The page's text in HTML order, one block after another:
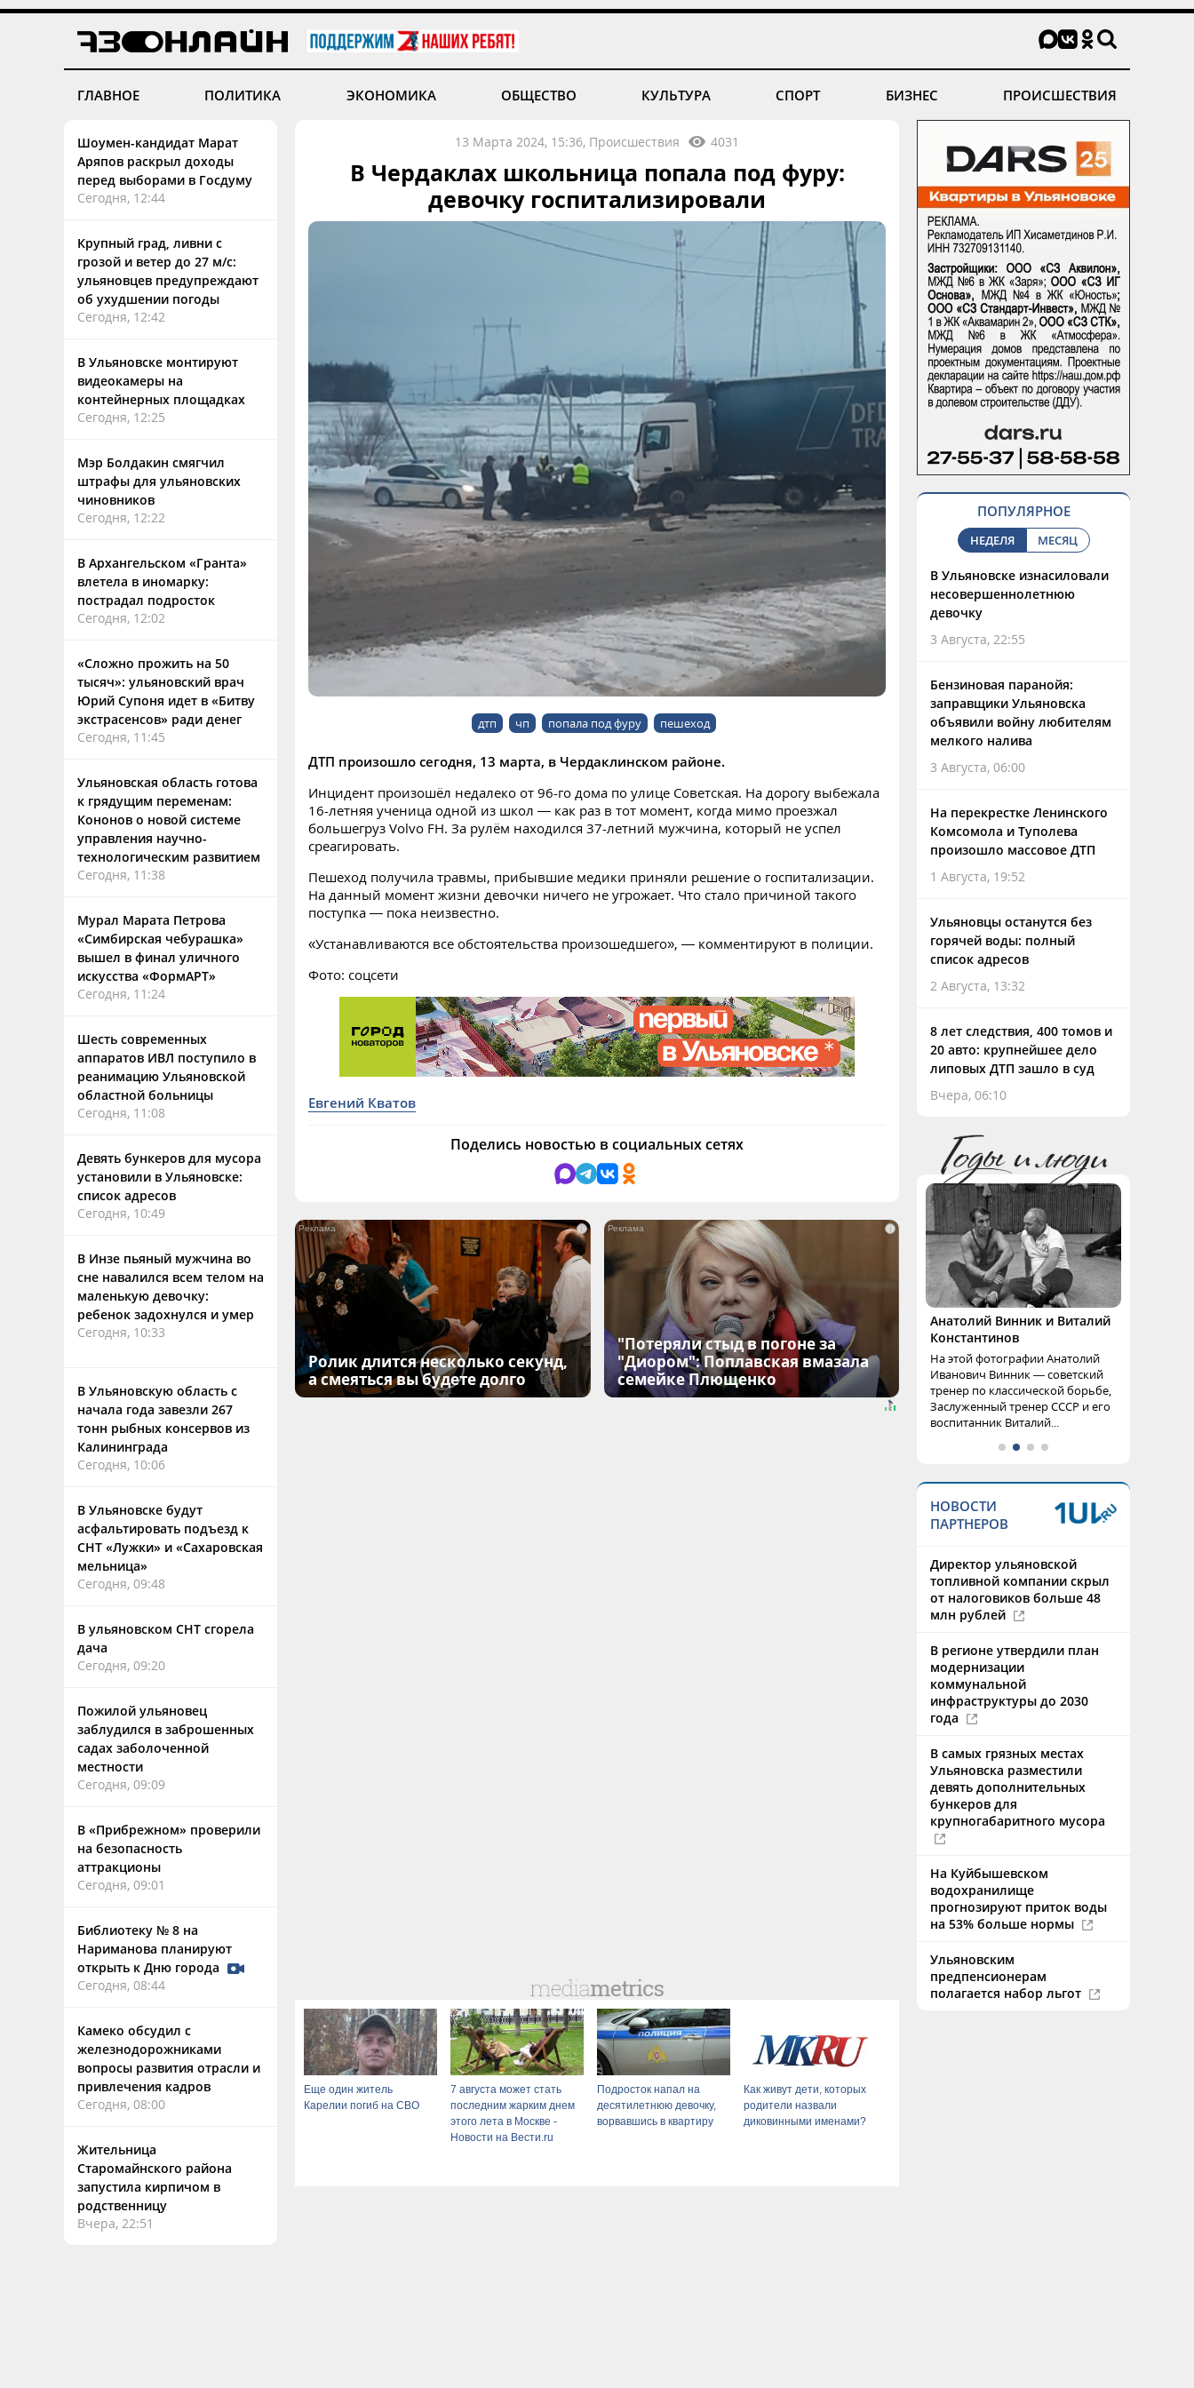
ГЛАВНОЕ ПОЛИТИКА ЭКОНОМИКА ОБЩЕСТВО КУЛЬТУРА СПОРТ БИЗНЕС ПРОИСШЕСТВИЯ
Шоумен-кандидат Марат
Аряпов раскрыл доходы
перед выборами в Госдуму
Сегодня, 12:44
Крупный град, ливни с
грозой и ветер до 27 м/с:
ульяновцев предупреждают
об ухудшении погоды
Сегодня, 12:42
В Ульяновске монтируют
видеокамеры на
контейнерных площадках
Сегодня, 12:25
Мэр Болдакин смягчил
штрафы для ульяновских
чиновников
Сегодня, 12:22
В Архангельском «Гранта»
влетела в иномарку:
пострадал подросток
Сегодня, 12:02
«Сложно прожить на 50
тысяч»: ульяновский врач
Юрий Супоня идет в «Битву
экстрасенсов» ради денег
Сегодня, 11:45
Ульяновская область готова
к грядущим переменам:
Кононов о новой системе
управления научно-
технологическим развитием
Сегодня, 11:38
Мурал Марата Петрова
«Симбирская чебурашка»
вышел в финал уличного
искусства «ФормАРТ»
Сегодня, 11:24
Шесть современных
аппаратов ИВЛ поступило в
реанимацию Ульяновской
областной больницы
Сегодня, 11:08
Девять бункеров для мусора
установили в Ульяновске:
список адресов
Сегодня, 10:49
В Инзе пьяный мужчина во
сне навалился всем телом на
маленькую девочку:
ребенок задохнулся и умер
Сегодня, 10:33
В Ульяновскую область с
начала года завезли 267
тонн рыбных консервов из
Калининграда
Сегодня, 10:06
В Ульяновске будут
асфальтировать подъезд к
СНТ «Лужки» и «Сахаровская
мельница»
Сегодня, 09:48
В ульяновском СНТ сгорела
дача
Сегодня, 09:20
Пожилой ульяновец
заблудился в заброшенных
садах заболоченной
местности
Сегодня, 09:09
В «Прибрежном» проверили
на безопасность
аттракционы
Сегодня, 09:01
Библиотеку № 8 на
Нариманова планируют
открыть к Дню города
Сегодня, 08:44
Камеко обсудил с
железнодорожниками
вопросы развития отрасли и
привлечения кадров
Сегодня, 08:00
Жительница
Старомайнского района
запустила кирпичом в
родственницу
Вчера, 22:51
13 Марта 2024, 15:36, Происшествия 4031
В Чердаклах школьница попала под фуру:
девочку госпитализировали
дтп чп попала под фуру пешеход
ДТП произошло сегодня, 13 марта, в Чердаклинском районе.
Инцидент произошёл недалеко от 96-го дома по улице Советская. На дорогу выбежала
16-летняя ученица одной из школ — как раз в тот момент, когда мимо проезжал
большегруз Volvo FH. За рулём находился 37-летний мужчина, который не успел
среагировать.
Пешеход получила травмы, прибывшие медики приняли решение о госпитализации.
На данный момент жизни девочки ничего не угрожает. Что стало причиной такого
поступка — пока неизвестно.
«Устанавливаются все обстоятельства произошедшего», — комментируют в полиции.
Фото: соцсети
Евгений Кватов
Поделись новостью в социальных сетях
i
Ролик длится несколько секунд,
а смеяться вы будете долго
i
"Потеряли стыд в погоне за
"Диором": Поплавская вмазала
семейке Плющенко
Еще один житель
Карелии погиб на СВО
7 августа может стать
последним жарким днем
этого лета в Москве -
Новости на Вести.ru
Подросток напал на
десятилетнюю девочку,
ворвавшись в квартиру
Как живут дети, которых
родители назвали
диковинными именами?
ПОПУЛЯРНОЕ
НЕДЕЛЯ МЕСЯЦ
В Ульяновске изнасиловали
несовершеннолетнюю
девочку
3 Августа, 22:55
Бензиновая паранойя:
заправщики Ульяновска
объявили войну любителям
мелкого налива
3 Августа, 06:00
На перекрестке Ленинского
Комсомола и Туполева
произошло массовое ДТП
1 Августа, 19:52
Ульяновцы останутся без
горячей воды: полный
список адресов
2 Августа, 13:32
8 лет следствия, 400 томов и
20 авто: крупнейшее дело
липовых ДТП зашло в суд
Вчера, 06:10
Анатолий Винник и Виталий
Константинов
На этой фотографии Анатолий
Иванович Винник — советский
тренер по классической борьбе,
Заслуженный тренер СССР и его
воспитанник Виталий...
НОВОСТИ
ПАРТНЕРОВ
Директор ульяновской
топливной компании скрыл
от налоговиков больше 48
млн рублей
В регионе утвердили план
модернизации
коммунальной
инфраструктуры до 2030
года
В самых грязных местах
Ульяновска разместили
девять дополнительных
бункеров для
крупногабаритного мусора
На Куйбышевском
водохранилище
прогнозируют приток воды
на 53% больше нормы
Ульяновским
предпенсионерам
полагается набор льгот